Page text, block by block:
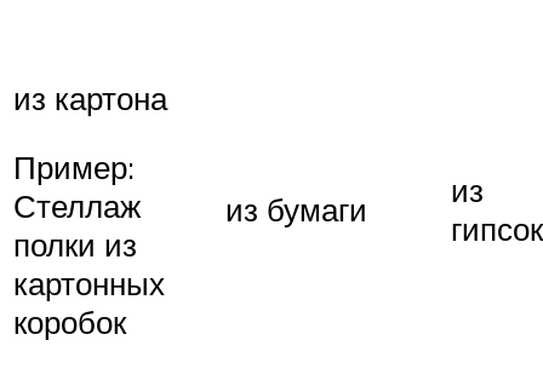
из картона
Пример:
Стеллаж
полки из
картонных
коробок
из бумаги
из